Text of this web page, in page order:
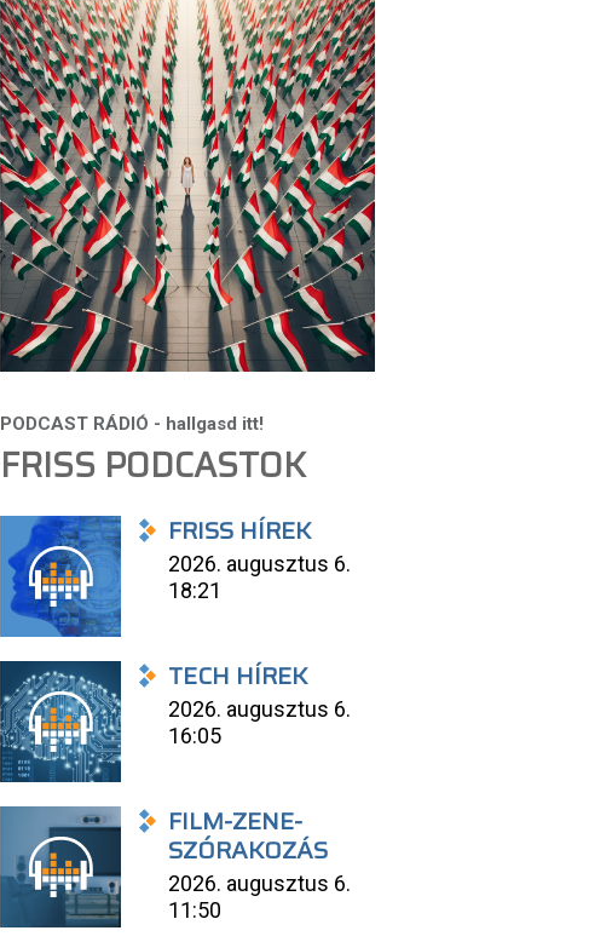
FRISS PODCASTOK
FRISS HÍREK
2026. augusztus 6.
18:21
TECH HÍREK
2026. augusztus 6.
16:05
FILM-ZENE-
SZÓRAKOZÁS
2026. augusztus 6.
11:50